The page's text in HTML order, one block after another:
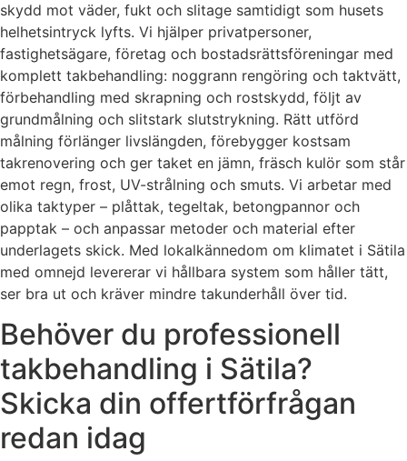
skydd mot väder, fukt och slitage samtidigt som husets
helhetsintryck lyfts. Vi hjälper privatpersoner,
fastighetsägare, företag och bostadsrättsföreningar med
komplett takbehandling: noggrann rengöring och taktvätt,
förbehandling med skrapning och rostskydd, följt av
grundmålning och slitstark slutstrykning. Rätt utförd
målning förlänger livslängden, förebygger kostsam
takrenovering och ger taket en jämn, fräsch kulör som står
emot regn, frost, UV-strålning och smuts. Vi arbetar med
olika taktyper – plåttak, tegeltak, betongpannor och
papptak – och anpassar metoder och material efter
underlagets skick. Med lokalkännedom om klimatet i Sätila
med omnejd levererar vi hållbara system som håller tätt,
ser bra ut och kräver mindre takunderhåll över tid.
Behöver du professionell
takbehandling i Sätila?
Skicka din offertförfrågan
redan idag